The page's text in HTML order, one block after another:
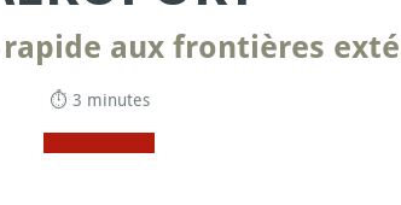
aux frontières
⏱ 3 minutes